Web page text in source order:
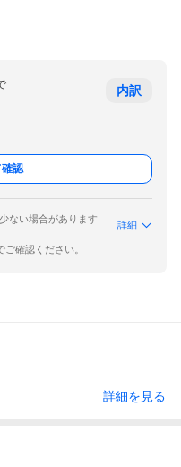
内訳
確認
ない場合があります
詳細
確認ください。
詳細を見る